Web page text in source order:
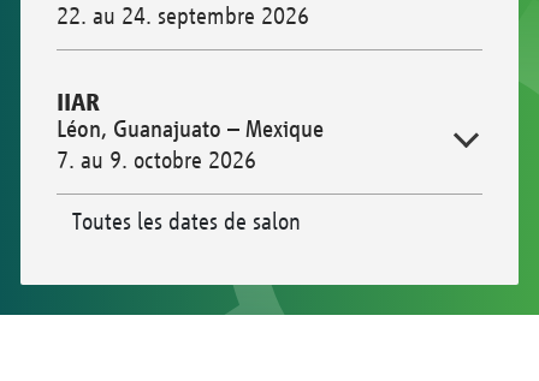
22. au 24. septembre 2026
IIAR
Léon, Guanajuato – Mexique
7. au 9. octobre 2026
Toutes les dates de salon